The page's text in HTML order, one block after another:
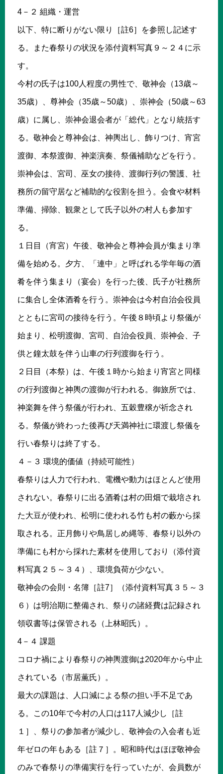
4－２ 組織・運営
以下、特に断りがない限り［註6］を参照し記述す
る。また春祭りの状況を添付資料写真９～２４に示
す。
今村の氏子は100人程度の男性で、敬神会（13歳～
35歳）、尊神会（35歳～50歳）、崇神会（50歳～63
歳）に属し、崇神会退会者が「総代」となり統括す
る。敬神会と尊神会は、神輿出し、飾りつけ、宵宮
渡御、本祭渡御、神楽演奏、祭儀補助などを行う。
崇神会は、宮司、巫女の接待、渡御行列の警護、社
務所の留守居など補助的な役割を担う。会食や材料
準備、掃除、観衆として氏子以外の村人も参加す
る。
１日目（宵宮）午後、敬神会と尊神会員が集まり準
備を始める。夕方、「連中」と呼ばれる学年毎の酒
肴を伴う集まり（宴会）を行った後、氏子が社務所
に集合し全体酒肴を行う。崇神会は今村自治会役員
とともに宮司の接待を行う。午後８時頃より祭儀が
始まり、松明渡御、宮司、自治会役員、崇神会、子
供と鐘太鼓を伴う山車の行列渡御を行う。
２日目（本祭）は、午後１時から始まり宵宮と同様
の行列渡御と神輿の渡御が行われる。御旅所では、
神楽舞を伴う祭儀が行われ、五穀豊穣が祈念され
る。祭儀が終わった後再び天満神社に環渡し祭儀を
行い春祭りは終了する。
４－３ 環境的価値（持続可能性）
春祭りは人力で行われ、電機や動力はほとんど使用
されない。春祭りに出る酒肴は村の田畑で栽培され
た大豆が使われ、松明に使われる竹も村の藪から採
取される。正月飾りや鳥居しめ縄等、春祭り以外の
準備にも村から採れた素材を使用しており（添付資
料写真２５～３４）、環境負荷が少ない。
敬神会の会則・名簿［註7］（添付資料写真３５～３
６）は明治期に整備され、祭りの諸経費は記録され
領収書等は保管される（上林昭氏）。
4－４ 課題
コロナ禍により春祭りの神輿渡御は2020年から中止
されている（市居薫氏）。
最大の課題は、人口減による祭の担い手不足であ
る。この10年で今村の人口は117人減少し［註
１］、祭りの参加者が減少し、敬神会の入会者も近
年ゼロの年もある［註７］。昭和時代はほぼ敬神会
のみで春祭りの準備実行を行っていたが、会員数が